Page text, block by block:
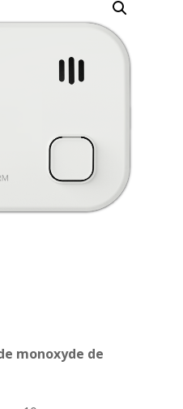
monoxyde de